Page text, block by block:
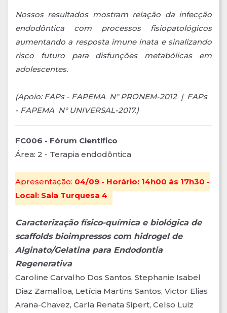
Nossos resultados mostram relação da infecção
endodôntica com processos fisiopatológicos
aumentando a resposta imune inata e sinalizando
risco futuro para disfunções metabólicas em
adolescentes.
(Apoio: FAPs - FAPEMA N° PRONEM-2012 | FAPs
- FAPEMA N° UNIVERSAL-2017.)
FC006 - Fórum Científico
Área: 2 - Terapia endodôntica
Apresentação: 04/09 - Horário: 14h00 às 17h30 -
Local: Sala Turquesa 4
Caracterização físico-química e biológica de
scaffoldsbioimpressos com hidrogel de
Alginato/Gelatina para Endodontia
Regenerativa
Caroline Carvalho Dos Santos, Stephanie Isabel
Diaz Zamalloa, Letícia Martins Santos, Victor Elias
Arana-Chavez, Carla Renata Sipert, Celso Luiz